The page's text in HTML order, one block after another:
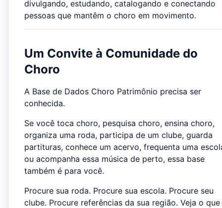
divulgando, estudando, catalogando e conectando
pessoas que mantêm o choro em movimento.
Um Convite à Comunidade do
Choro
A Base de Dados Choro Patrimônio precisa ser
conhecida.
Se você toca choro, pesquisa choro, ensina choro,
organiza uma roda, participa de um clube, guarda
partituras, conhece um acervo, frequenta uma
ou acompanha essa música de perto, essa base
também é para você.
Procure sua roda. Procure sua escola. Procure seu
clube. Procure referências da sua região. Veja o que